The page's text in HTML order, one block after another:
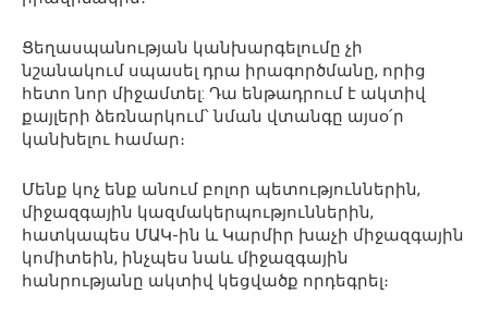
Ցեղասպանության կանխարգելումը չի
նշանակում սպասել դրա իրագործմանը, որից
հետո նոր միջամտել: Դա ենթադրում է ակտիվ
քայլերի ձեռնարկում՝ նման վտանգը այսօ՛ր
կանխելու համար։
Մենք կոչ ենք անում բոլոր պետություններին,
միջազգային կազմակերպություններին,
հատկապես ՄԱԿ-ին և Կարմիր խաչի միջազգային
կոմիտեին, ինչպես նաև միջազգային
հանրությանը ակտիվ կեցվածք որդեգրել։